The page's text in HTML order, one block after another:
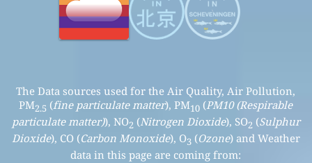
The Data sources used for the Air Quality, Air Pollution,
PM2.5 (fine particulate matter), PM10 (PM10 (Respirable
particulate matter)), NO2 (Nitrogen Dioxide), SO2 (Sulphur
Dioxide), CO (Carbon Monoxide), O3 (Ozone) and Weather
data in this page are coming from: